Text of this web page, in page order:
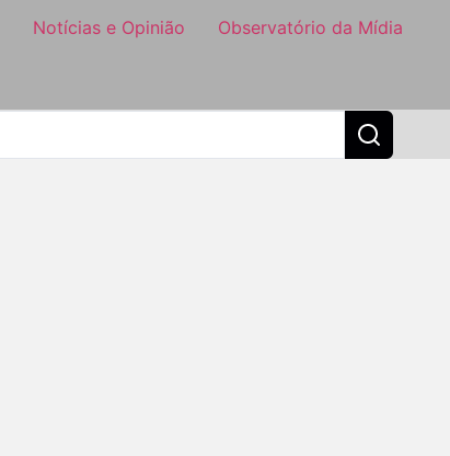
Notícias e Opinião Observatório da Mídia